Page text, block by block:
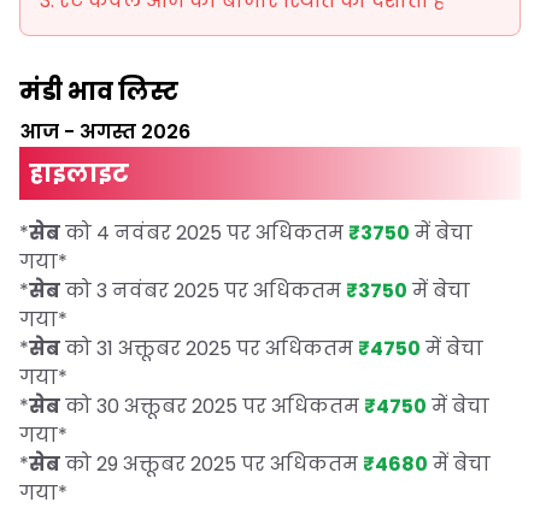
मंडी भाव लिस्ट
आज - अगस्त 2026
हाइलाइट
*सेबको 4 नवंबर 2025 पर अधिकतम ₹3750 में बेचा
गया*
*सेबको 3 नवंबर 2025 पर अधिकतम ₹3750 में बेचा
गया*
*सेबको 31 अक्तूबर 2025 पर अधिकतम ₹4750 में बेचा
गया*
*सेबको 30 अक्तूबर 2025 पर अधिकतम ₹4750 में बेचा
गया*
*सेबको 29 अक्तूबर 2025 पर अधिकतम ₹4680 में बेचा
गया*